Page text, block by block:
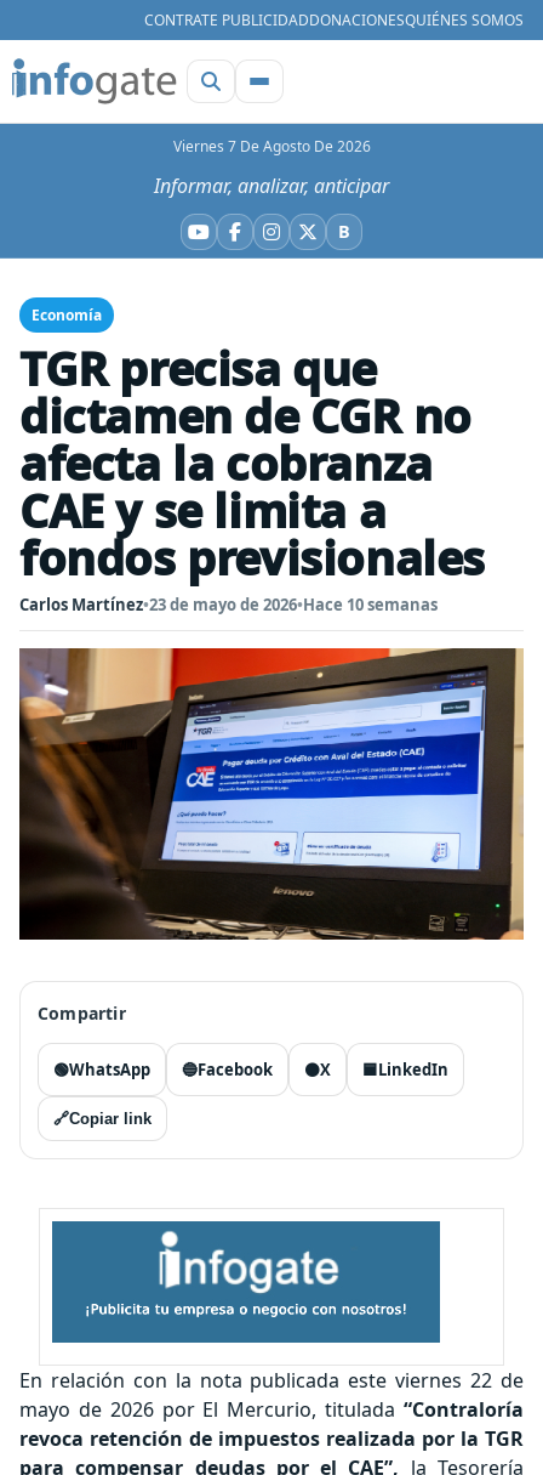
CONTRATE PUBLICIDADDONACIONESQUIÉNES SOMOS
Viernes 7 De Agosto De 2026
Informar, analizar, anticipar
YouTube
Facebook
Instagram
X BBluesky
Economía
TGR precisa que
dictamen de CGR no
afecta la cobranza
CAE y se limita a
fondos previsionales
Carlos Martínez•23 de mayo de 2026•Hace 10 semanas
Compartir
🟢WhatsApp 🔵Facebook ⚫X 🟦LinkedIn
🔗Copiar link
En relación con la nota publicada este viernes 22 de
mayo de 2026 por El Mercurio, titulada “Contraloría
revoca retención de impuestos realizada por la TGR
para compensar deudas por el CAE”, la Tesorería